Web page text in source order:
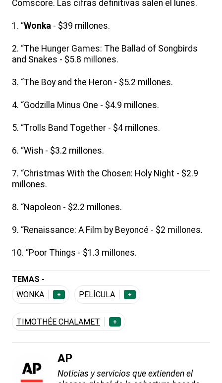
Comscore. Las cifras definitivas salen el lunes.
1. “Wonka - $39 millones.
2. “The Hunger Games: The Ballad of Songbirds
and Snakes - $5.8 millones.
3. “The Boy and the Heron - $5.2 millones.
4. “Godzilla Minus One - $4.9 millones.
5. “Trolls Band Together - $4 millones.
6. “Wish - $3.2 millones.
7. “Christmas With the Chosen: Holy Night - $2.9
millones.
8. “Napoleon - $2.2 millones.
9. “Renaissance: A Film by Beyoncé - $2 millones.
10. “Poor Things - $1.3 millones.
TEMAS -
WONKA
+ PELÍCULA +
TIMOTHÉE CHALAMET +
AP
Noticias y servicios que extienden el